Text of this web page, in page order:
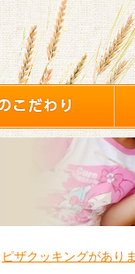
ピザクッキングがあり